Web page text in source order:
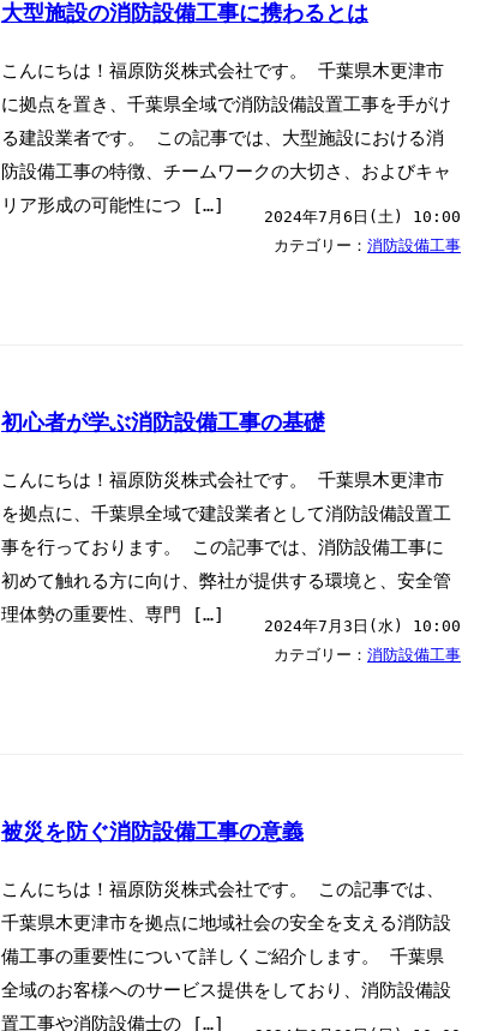
大型施設の消防設備工事に携わるとは
こんにちは！福原防災株式会社です。 千葉県木更津市
に拠点を置き、千葉県全域で消防設備設置工事を手がけ
る建設業者です。 この記事では、大型施設における消
防設備工事の特徴、チームワークの大切さ、およびキャ
リア形成の可能性につ […]
2024年7月6日(土) 10:00
カテゴリー： 消防設備工事
初心者が学ぶ消防設備工事の基礎
こんにちは！福原防災株式会社です。 千葉県木更津市
を拠点に、千葉県全域で建設業者として消防設備設置工
事を行っております。 この記事では、消防設備工事に
初めて触れる方に向け、弊社が提供する環境と、安全管
理体勢の重要性、専門 […]
2024年7月3日(水) 10:00
カテゴリー： 消防設備工事
被災を防ぐ消防設備工事の意義
こんにちは！福原防災株式会社です。 この記事では、
千葉県木更津市を拠点に地域社会の安全を支える消防設
備工事の重要性について詳しくご紹介します。 千葉県
全域のお客様へのサービス提供をしており、消防設備設
置工事や消防設備士の […]